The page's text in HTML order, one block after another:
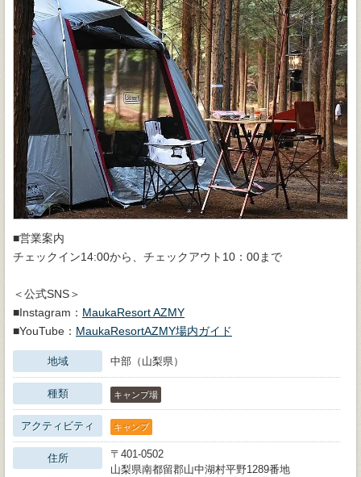
■営業案内
チェックイン14:00から、チェックアウト10：00まで
＜公式SNS＞
■Instagram： MaukaResort AZMY
■YouTube： MaukaResortAZMY場内ガイド
地域 中部（山梨県）
種類 キャンプ場
アクティビティ キャンプ
住所
〒401-0502
山梨県南都留郡山中湖村平野1289番地